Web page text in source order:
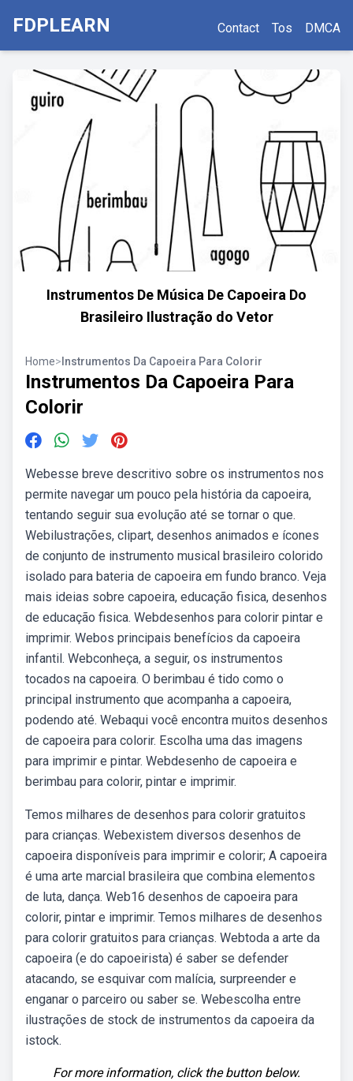
FDPLEARN Contact Tos DMCA
Instrumentos De Música De Capoeira Do
Brasileiro Ilustração do Vetor
Home> Instrumentos Da Capoeira Para Colorir
Instrumentos Da Capoeira Para
Colorir
Webesse breve descritivo sobre os instrumentos nos
permite navegar um pouco pela história da capoeira,
tentando seguir sua evolução até se tornar o que.
Webilustrações, clipart, desenhos animados e ícones
de conjunto de instrumento musical brasileiro colorido
isolado para bateria de capoeira em fundo branco. Veja
mais ideias sobre capoeira, educação fisica, desenhos
de educação fisica. Webdesenhos para colorir pintar e
imprimir. Webos principais benefícios da capoeira
infantil. Webconheça, a seguir, os instrumentos
tocados na capoeira. O berimbau é tido como o
principal instrumento que acompanha a capoeira,
podendo até. Webaqui você encontra muitos desenhos
de capoeira para colorir. Escolha uma das imagens
para imprimir e pintar. Webdesenho de capoeira e
berimbau para colorir, pintar e imprimir.
Temos milhares de desenhos para colorir gratuitos
para crianças. Webexistem diversos desenhos de
capoeira disponíveis para imprimir e colorir; A capoeira
é uma arte marcial brasileira que combina elementos
de luta, dança. Web16 desenhos de capoeira para
colorir, pintar e imprimir. Temos milhares de desenhos
para colorir gratuitos para crianças. Webtoda a arte da
capoeira (e do capoeirista) é saber se defender
atacando, se esquivar com malícia, surpreender e
enganar o parceiro ou saber se. Webescolha entre
ilustrações de stock de instrumentos da capoeira da
istock.
For more information, click the button below.